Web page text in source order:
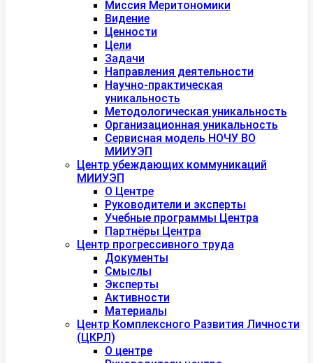
Миссия Меритономики
Видение
Ценности
Цели
Задачи
Направления деятельности
Научно-практическая
уникальность
Методологическая уникальность
Организационная уникальность
Сервисная модель НОЧУ ВО
МИИУЭП
Центр убеждающих коммуникаций
МИИУЭП
О Центре
Руководители и эксперты
Учебные программы Центра
Партнёры Центра
Центр прогрессивного труда
Документы
Смыслы
Эксперты
Активности
Материалы
Центр Комплексного Развития Личности
(ЦКРЛ)
О центре